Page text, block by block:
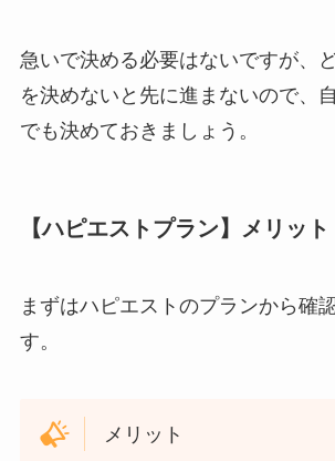
急いで決める必要はないですが、
を決めないと先に進まないので、
でも決めておきましょう。
【ハピエストプラン】メリッ
まずはハピエストのプランから確
す。
メリット